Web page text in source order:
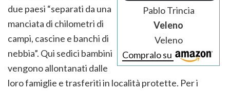
Pablo Trincia
Veleno
Veleno
Compralo su
due paesi “separati da una
manciata di chilometri di
campi, cascine e banchi di
nebbia”. Qui sedici bambini
vengono allontanati dalle
loro famiglie e trasferiti in località protette. Per i